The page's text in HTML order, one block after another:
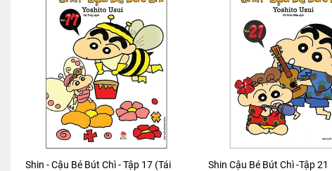
Shin - Cậu Bé Bút Chì - Tập 17 (Tái
Shin Cậu Bé Bút Chì -Tập 21